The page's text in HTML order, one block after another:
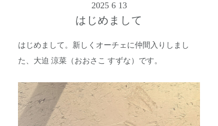
2025 6 13
はじめまして
はじめまして。新しくオーチェに仲間入りしまし
た、大迫 涼菜（おおさこ すずな）です。